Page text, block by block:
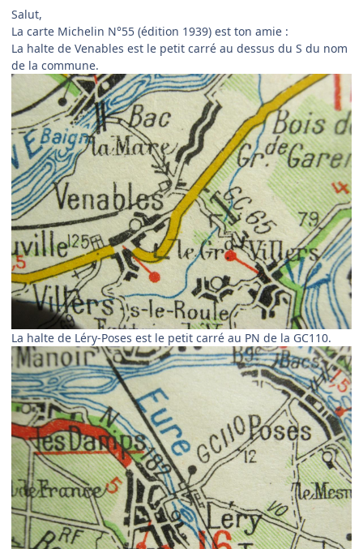
Salut,
La carte Michelin N°55 (édition 1939) est ton amie :
La halte de Venables est le petit carré au dessus du S du nom
de la commune.
La halte de Léry-Poses est le petit carré au PN de la GC110.